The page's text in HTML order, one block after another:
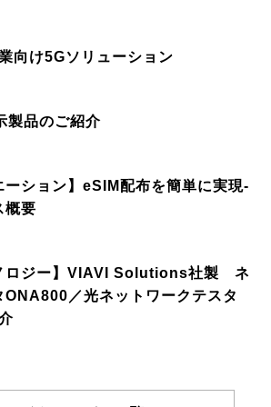
向け5Gソリューション
製品のご紹介
ーション】eSIM配布を簡単に実現-
概要
ロジー】VIAVI Solutions社製 ネ
ONA800／光ネットワークテスタ